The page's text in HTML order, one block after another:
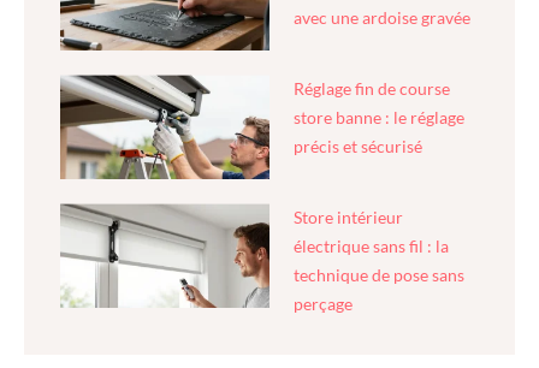
avec une ardoise gravée
Réglage fin de course
store banne : le réglage
précis et sécurisé
Store intérieur
électrique sans fil : la
technique de pose sans
perçage